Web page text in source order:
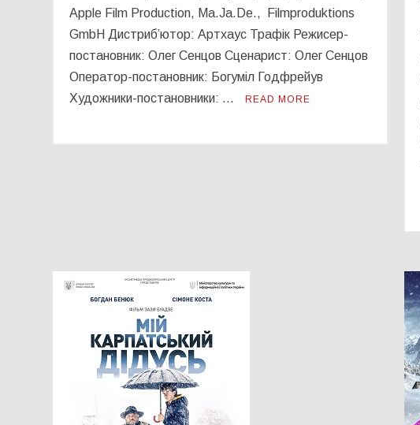
Apple Film Production, Ma.Ja.De., Filmproduktions
GmbH Дистриб’ютор: Артхаус Трафік Режисер-
постановник: Олег Сенцов Сценарист: Олег Сенцов
Оператор-постановник: Богуміл Годфрейув
Художники-постановники: …
READ MORE